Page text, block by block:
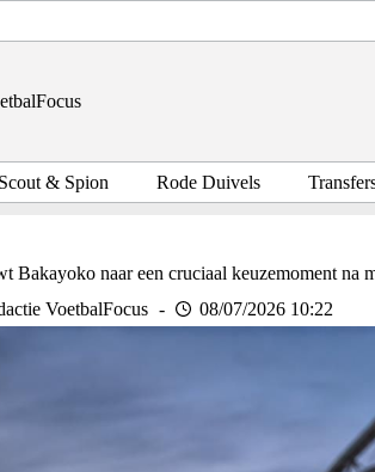
Scout & Spion Rode Duivels
Bakayoko naar een cruciaal keuzemoment na
VoetbalFocus
08/07/2026 10:22